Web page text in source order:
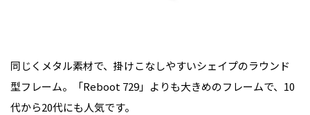
同じくメタル素材で、掛けこなしやすいシェイプのラウンド
型フレーム。「Reboot 729」よりも大きめのフレームで、10
代から20代にも人気です。